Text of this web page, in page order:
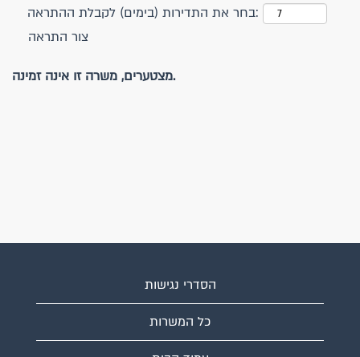
בחר את התדירות (בימים) לקבלת ההתראה:
צור התראה
מצטערים, משרה זו אינה זמינה.
הסדרי נגישות
כל המשרות